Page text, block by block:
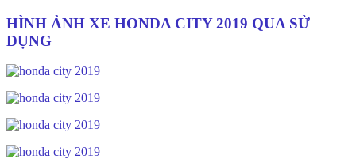
HÌNH ẢNH XE HONDA CITY 2019 QUA SỬ
DỤNG